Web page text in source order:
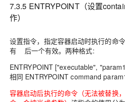
7.3.5 ENTRYPOINT（设置
作）
设置指令，指定容器启动时执行的命
有 后一个有效。两种格式:
ENTRYPOINT ["executable",
相同 ENTRYPOINT command
容器启动后执行的命令（无法被替换